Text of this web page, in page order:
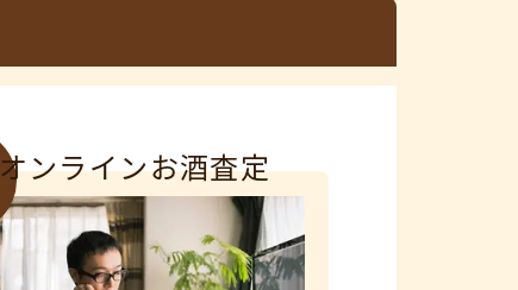
オンラインお酒査定